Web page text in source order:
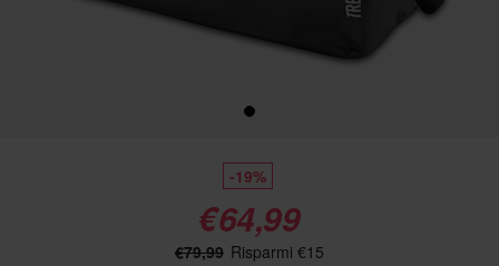
-19%
€64,99
€79,99 Risparmi €15